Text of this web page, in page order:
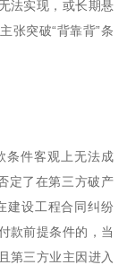
法实现，或长期悬
张突破“背靠背”条
条件客观上无法成
定了在第三方破产
建设工程合同纠纷
款前提条件的，当
第三方业主因进入